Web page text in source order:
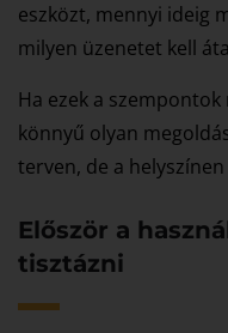
eszközt, mennyi ideig
milyen üzenetet kell
Ha ezek a
könnyű olyan
terven, de a
Először a
tisztázni